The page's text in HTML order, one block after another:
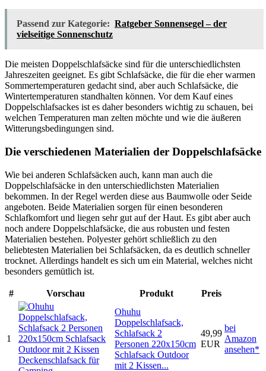
Passend zur Kategorie: Ratgeber Sonnensegel – der
vielseitige Sonnenschutz
Die meisten Doppelschlafsäcke sind für die unterschiedlichsten
Jahreszeiten geeignet. Es gibt Schlafsäcke, die für die eher warmen
Sommertemperaturen gedacht sind, aber auch Schlafsäcke, die
Wintertemperaturen standhalten können. Vor dem Kauf eines
Doppelschlafsackes ist es daher besonders wichtig zu schauen, bei
welchen Temperaturen man zelten möchte und wie die äußeren
Witterungsbedingungen sind.
Die verschiedenen Materialien der Doppelschlafsäcke
Wie bei anderen Schlafsäcken auch, kann man auch die
Doppelschlafsäcke in den unterschiedlichsten Materialien
bekommen. In der Regel werden diese aus Baumwolle oder Seide
angeboten. Beide Materialien sorgen für einen besonderen
Schlafkomfort und liegen sehr gut auf der Haut. Es gibt aber auch
noch andere Doppelschlafsäcke, die aus robusten und festen
Materialien bestehen. Polyester gehört schließlich zu den
beliebtesten Materialien bei Schlafsäcken, da es deutlich schneller
trocknet. Allerdings handelt es sich um ein Material, welches nicht
besonders gemütlich ist.
# Vorschau Produkt Preis
1
Ohuhu
Doppelschlafsack,
Schlafsack 2
Personen 220x150cm
Schlafsack Outdoor
mit 2 Kissen...
49,99
EUR
bei
Amazon
ansehen*